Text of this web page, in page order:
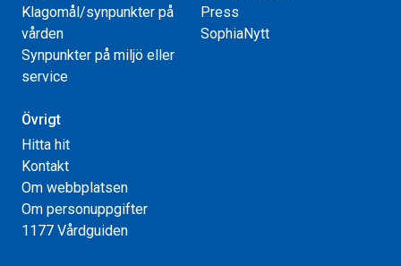
Klagomål/synpunkter på
vården
Synpunkter på miljö eller
service
Press
SophiaNytt
Övrigt
Hitta hit
Kontakt
Om webbplatsen
Om personuppgifter
1177 Vårdguiden